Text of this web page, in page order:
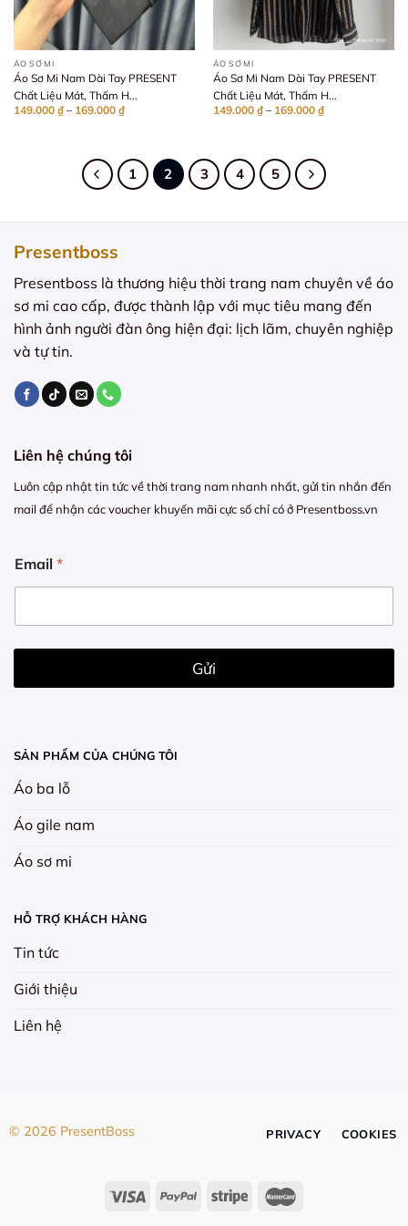
ÁO SƠ MI
Áo Sơ Mi Nam Dài Tay PRESENT
Chất Liệu Mát, Thấm H...
149.000 ₫ – 169.000 ₫Khoảng
giá:
169.000 ₫
ÁO SƠ MI
Áo Sơ Mi Nam Dài Tay PRESENT
Chất Liệu Mát, Thấm H...
149.000 ₫ – 169.000 ₫Khoảng
giá:
169.000 ₫
1 2 3 4 5
Presentboss
Presentboss là thương hiệu thời trang nam chuyên về áo
sơ mi cao cấp, được thành lập với mục tiêu mang đến
hình ảnh người đàn ông hiện đại: lịch lãm, chuyên nghiệp
và tự tin.
SẢN PHẨM CỦA CHÚNG TÔI
Áo ba lỗ
Áo gile nam
Áo sơ mi
HỖ TRỢ KHÁCH HÀNG
Tin tức
Giới thiệu
Liên hệ
Liên hệ chúng tôi
Luôn cập nhật tin tức về thời trang nam nhanh nhất, gửi tin nhắn đến
mail để nhận các voucher khuyến mãi cực số chỉ có ở Presentboss.vn
m
a
l
m
i
a
l
Email *
Gửi
© 2026 PresentBoss PRIVACY COOKIES